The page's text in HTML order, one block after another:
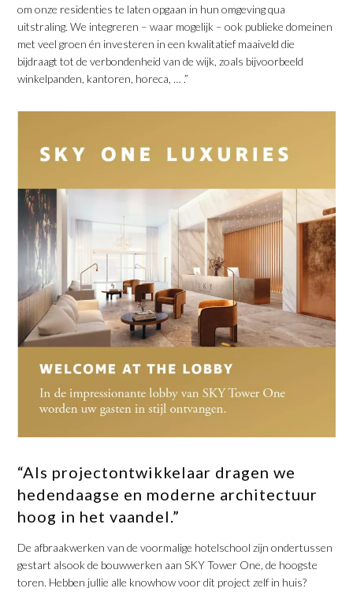
om onze residenties te laten opgaan in hun omgeving qua
uitstraling. We integreren – waar mogelijk – ook publieke domeinen
met veel groen én investeren in een kwalitatief maaiveld die
bijdraagt tot de verbondenheid van de wijk, zoals bijvoorbeeld
winkelpanden, kantoren, horeca, … .”
“Als projectontwikkelaar dragen we
hedendaagse en moderne architectuur
hoog in het vaandel.”
De afbraakwerken van de voormalige hotelschool zijn ondertussen
gestart alsook de bouwwerken aan SKY Tower One, de hoogste
toren. Hebben jullie alle knowhow voor dit project zelf in huis?